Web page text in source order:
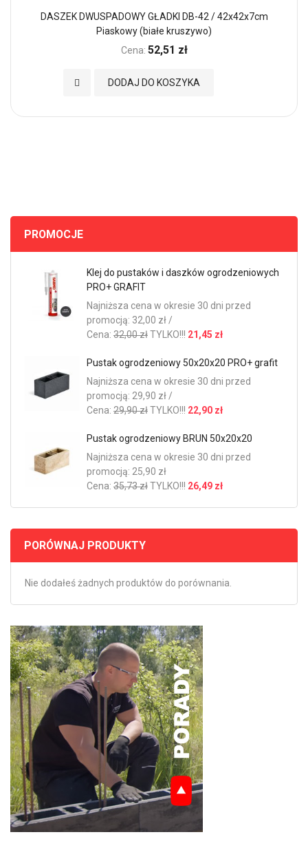
DASZEK DWUSPADOWY GŁADKI DB-42 / 42x42x7cm
Piaskowy (białe kruszywo)
Cena: 52,51 zł
DODAJ DO KOSZYKA
Dodaj do Ulubionych
PROMOCJE
Klej do pustaków i daszków ogrodzeniowych
PRO+ GRAFIT
Najniższa cena w okresie 30 dni przed
promocją: 32,00 zł /
Cena: 32,00 złTYLKO!!! 21,45 zł
Pustak ogrodzeniowy 50x20x20 PRO+ grafit
Najniższa cena w okresie 30 dni przed
promocją: 29,90 zł /
Cena: 29,90 złTYLKO!!! 22,90 zł
Pustak ogrodzeniowy BRUN 50x20x20
Najniższa cena w okresie 30 dni przed
promocją: 25,90 zł
Cena: 35,73 złTYLKO!!! 26,49 zł
PORÓWNAJ PRODUKTY
Nie dodałeś żadnych produktów do porównania.